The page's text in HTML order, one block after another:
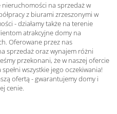
na sprzedaż w
z biurami zrzeszonymi w
- działamy także na terenie
atrakcyjne domy na
Oferowane przez nas
sprzedaż oraz wynajem różni
przekonani, że w naszej ofercie
wszystkie jego oczekiwania!
ofertą - gwarantujemy domy i
cenie.